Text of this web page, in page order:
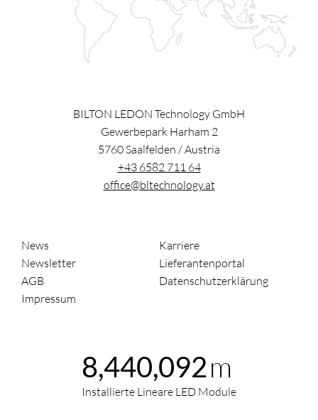
BILTON LEDON Technology GmbH
Gewerbepark Harham 2
5760Saalfelden /Austria
+43 6582 711 64
office@bltechnology.at
News
Karriere
Newsletter
Lieferantenportal
AGB
Datenschutzerklärung
Impressum
8,440,092m
Installierte Lineare LED Module